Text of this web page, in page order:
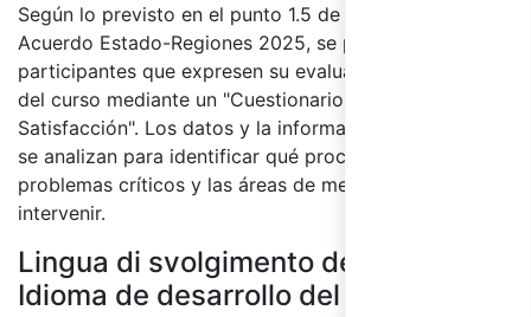
Según lo previsto en el punto 1.5 de la parte IV del
Acuerdo Estado-Regiones 2025, se pedirá a los
participantes que expresen su evaluación de la calidad
del curso mediante un "Cuestionario de Evaluación de
Satisfacción". Los datos y la información recopilados
se analizan para identificar qué procesos presentan
problemas críticos y las áreas de mejora sobre las que
intervenir.
Lingua di svolgimento del corso /
Idioma de desarrollo del curso: